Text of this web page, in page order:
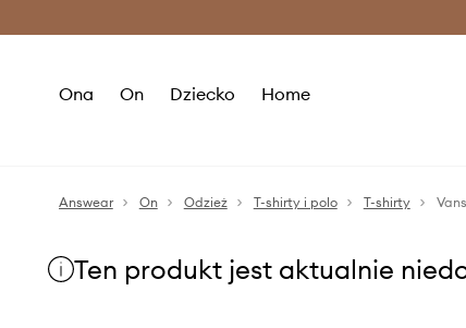
Ona On Dziecko Home
Answear On Odzież T-shirty i polo T-shirty
Ten produkt jest aktualnie